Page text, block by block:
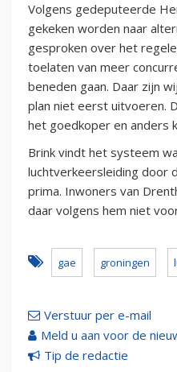
Volgens gedeputeerde
gekeken worden naar
gesproken over het
toelaten van meer
beneden gaan. Daar zijn
plan niet eerst uitvoeren.
het goedkoper en anders
Brink vindt het systeem
luchtverkeersleiding door
prima. Inwoners van
daar volgens hem niet
gae groningen
Verstuur per e-mail
Meld u aan voor de
Tip de redactie